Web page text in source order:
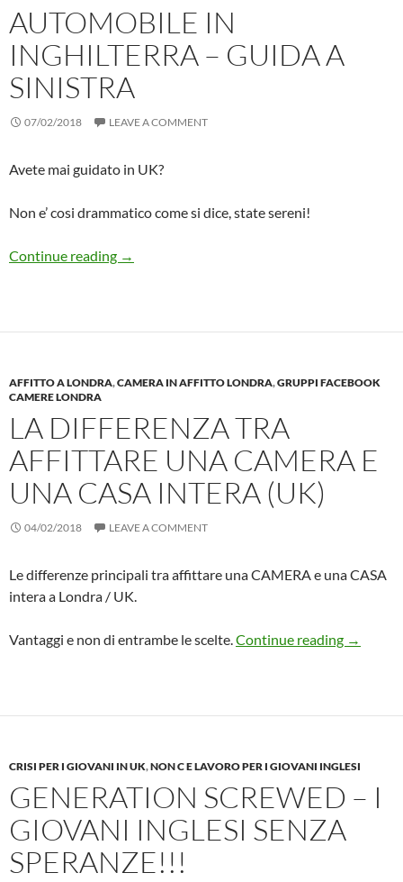
AUTOMOBILE IN
INGHILTERRA – GUIDA A
SINISTRA
07/02/2018 LEAVE A COMMENT
Avete mai guidato in UK?
Non e’ cosi drammatico come si dice, state sereni!
Continue reading AUTOMOBILE in INGHILTERRA – Guida a
→
AFFITTO A LONDRA,CAMERA IN AFFITTO LONDRA,GRUPPI FACEBOOK
CAMERE LONDRA
LA DIFFERENZA TRA
AFFITTARE UNA CAMERA E
UNA CASA INTERA (UK)
04/02/2018 LEAVE A COMMENT
Le differenze principali tra affittare una CAMERA e una CASA
intera a Londra / UK.
Vantaggi e non di entrambe le scelte.Continue reading La
→
CRISI PER I GIOVANI IN UK,NON C E LAVORO PER I GIOVANI INGLESI
GENERATION SCREWED – I
GIOVANI INGLESI SENZA
SPERANZE!!!